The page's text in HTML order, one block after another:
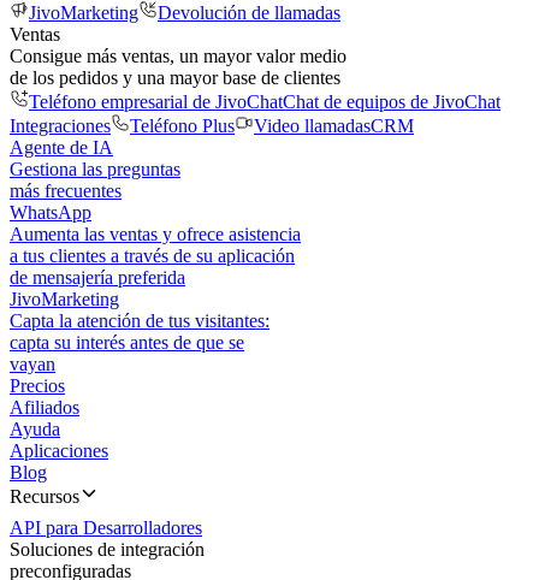
JivoMarketing
Devolución de llamadas
Ventas
Consigue más ventas, un mayor valor medio
de los pedidos y una mayor base de clientes
Teléfono empresarial de JivoChatChat de equipos de JivoChat
Integraciones
Teléfono Plus Video llamadasCRM
Agente de IA
Gestiona las preguntas
más frecuentes
WhatsApp
Aumenta las ventas y ofrece asistencia
a tus clientes a través de su aplicación
de mensajería preferida
JivoMarketing
Capta la atención de tus visitantes:
capta su interés antes de que se
vayan
Precios
Afiliados
Ayuda
Aplicaciones
Blog
Recursos
API para Desarrolladores
Soluciones de integración
preconfiguradas